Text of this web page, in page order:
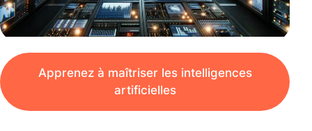
Apprenez à maîtriser les intelligences
artificielles